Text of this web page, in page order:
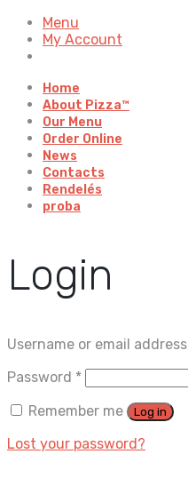
Menu
My Account
Home
About Pizza™
Our Menu
Order Online
News
Contacts
Rendelés
proba
Login
Username or email address
Password *
Remember me
Log in
Lost your password?